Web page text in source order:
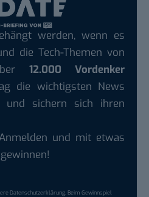
werden, wenn es
die Tech-Themen von
12.000 Vordenker
die wichtigsten News
sichern sich ihren
und mit etwas
Datenschutzerklärung. Beim Gewinnspiel